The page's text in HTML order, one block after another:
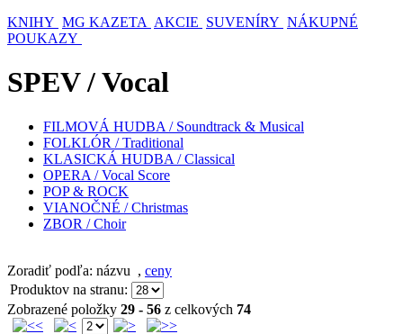
KNIHY MG KAZETA AKCIE SUVENÍRY NÁKUPNÉ
POUKAZY
SPEV / Vocal
FILMOVÁ HUDBA / Soundtrack & Musical
FOLKLÓR / Traditional
KLASICKÁ HUDBA / Classical
OPERA / Vocal Score
POP & ROCK
VIANOČNÉ / Christmas
ZBOR / Choir
Zoradiť podľa: názvu , ceny
Produktov na stranu:
Zobrazené položky 29 - 56 z celkových 74